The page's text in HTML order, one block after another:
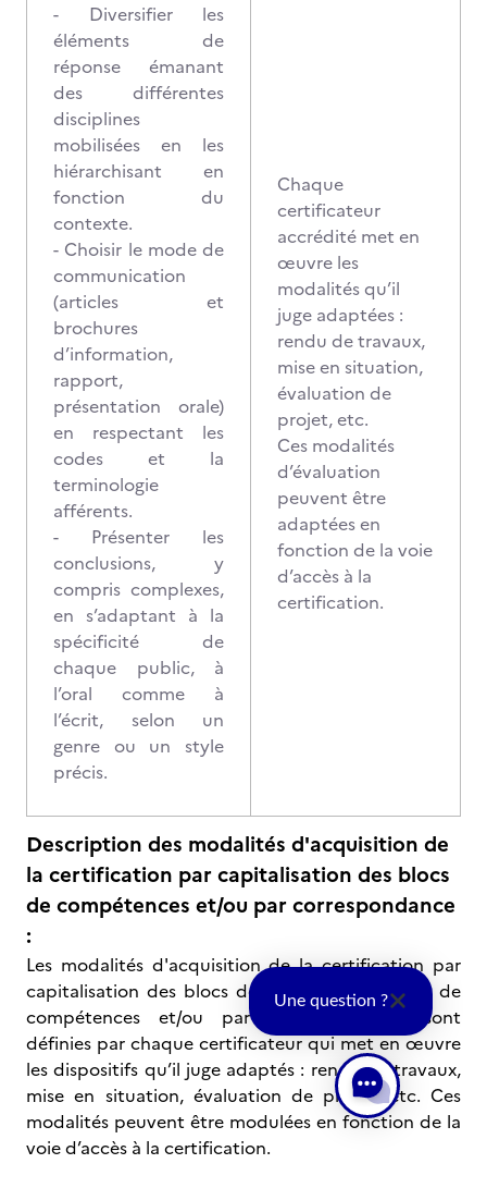
- Diversifier les
éléments de
réponse émanant
des différentes
disciplines
mobilisées en les
hiérarchisant en
fonction du
contexte.
- Choisir le mode de
communication
(articles et
brochures
d’information,
rapport,
présentation orale)
en respectant les
codes et la
terminologie
afférents.
- Présenter les
conclusions, y
compris complexes,
en s’adaptant à la
spécificité de
chaque public, à
l’oral comme à
l’écrit, selon un
genre ou un style
précis.
Chaque
certificateur
accrédité met en
œuvre les
modalités qu’il
juge adaptées :
rendu de travaux,
mise en situation,
évaluation de
projet, etc.
Ces modalités
d’évaluation
peuvent être
adaptées en
fonction de la voie
d’accès à la
certification.
Description des modalités d'acquisition de
la certification par capitalisation des blocs
de compétences et/ou par correspondance
:
Les modalités d'acquisition de la certification par
capitalisation des blocs de compétences blocs de
compétences et/ou par correspondance sont
définies par chaque certificateur qui met en œuvre
les dispositifs qu’il juge adaptés : rendu de travaux,
mise en situation, évaluation de projet, etc. Ces
modalités peuvent être modulées en fonction de la
voie d’accès à la certification.
Une question ?